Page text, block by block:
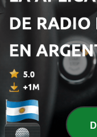
オープニング - 大竹ま
ールデンラジオ